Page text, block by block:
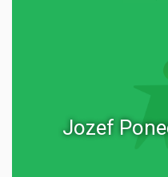
Jozef